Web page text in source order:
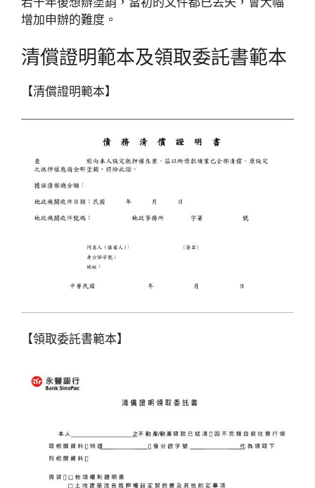
增加申辦的難度。
清償證明範本及領取委託書範本
【清償證明範本】
【領取委託書範本】